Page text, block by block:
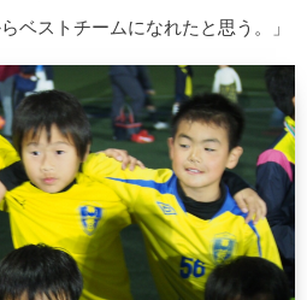
ベストチームになれたと思う。」